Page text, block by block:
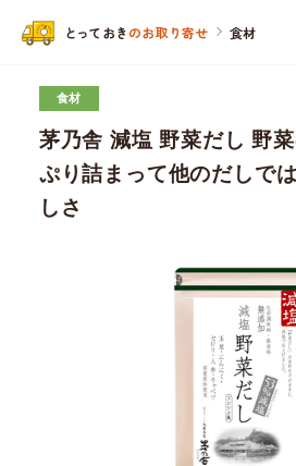
とっておきのお取り寄せ 食材
食材
茅乃舎 減塩 野菜だし 野
ぷり詰まって他のだしで
しさ